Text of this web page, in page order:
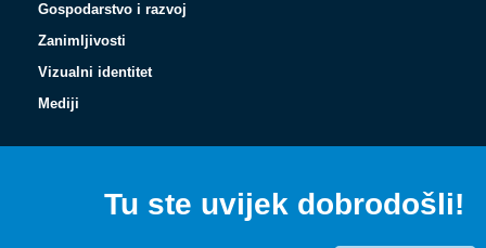
Gospodarstvo i razvoj
Zanimljivosti
Vizualni identitet
Mediji
Tu ste uvijek dobrodošli!
Deutsch